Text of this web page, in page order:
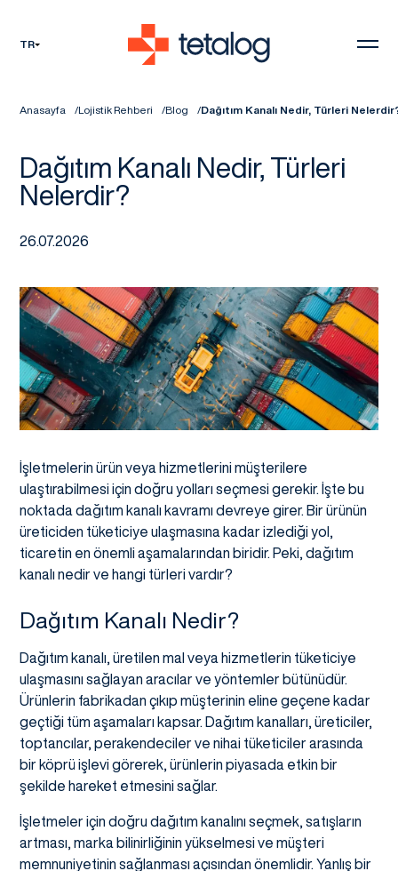
TR
Anasayfa Lojistik Rehberi Blog Dağıtım Kanalı Nedir, Türleri
Dağıtım Kanalı Nedir, Türleri
Nelerdir?
26.07.2026
İşletmelerin ürün veya hizmetlerini müşterilere
ulaştırabilmesi için doğru yolları seçmesi gerekir. İşte bu
noktada dağıtım kanalı kavramı devreye girer. Bir ürünün
üreticiden tüketiciye ulaşmasına kadar izlediği yol,
ticaretin en önemli aşamalarından biridir. Peki, dağıtım
kanalı nedir ve hangi türleri vardır?
Dağıtım Kanalı Nedir?
Dağıtım kanalı, üretilen mal veya hizmetlerin tüketiciye
ulaşmasını sağlayan aracılar ve yöntemler bütünüdür.
Ürünlerin fabrikadan çıkıp müşterinin eline geçene kadar
geçtiği tüm aşamaları kapsar. Dağıtım kanalları, üreticiler,
toptancılar, perakendeciler ve nihai tüketiciler arasında
bir köprü işlevi görerek, ürünlerin piyasada etkin bir
şekilde hareket etmesini sağlar.
İşletmeler için doğru dağıtım kanalını seçmek, satışların
artması, marka bilinirliğinin yükselmesi ve müşteri
memnuniyetinin sağlanması açısından önemlidir. Yanlış bir